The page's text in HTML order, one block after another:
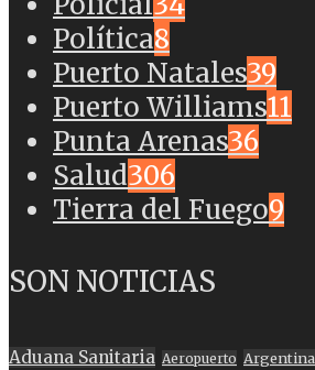
Política8
Puerto Natales39
Puerto Williams11
Punta Arenas36
Salud306
Tierra del Fuego9
SON NOTICIAS
Aduana Sanitaria Aeropuerto Argentina